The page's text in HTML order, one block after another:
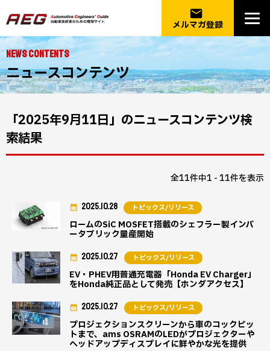
email
メルマガ登録
NEWS CONTENTS
ニュースコンテンツ
「2025年9月11日」のニュースコンテンツ検
索結果
全11件中1 - 11件を表示
ロームのSiC MOSFET搭載のシェフラー製インバ
ータブリック量産開始
2025.10.28 トピックス/リリース
EV・PHEV用普通充電器「Honda EV Charger」
をHonda純正品として発売【ホンダアクセス】
2025.10.27 トピックス/リリース
プロジェクションスクリーンから車のコックピッ
トまで、ams OSRAMのLEDがプロジェクターや
ヘッドアップディスプレイに鮮やかな光を提供
2025.10.27 トピックス/リリース